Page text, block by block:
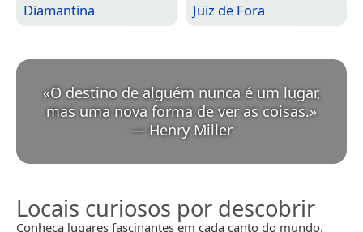
Diamantina Juiz de Fora
«O destino de alguém nunca é um lugar,
mas uma nova forma de ver as coisas.
— Henry Miller
Locais curiosos por descobrir
Conheça lugares fascinantes em cada canto do mundo.